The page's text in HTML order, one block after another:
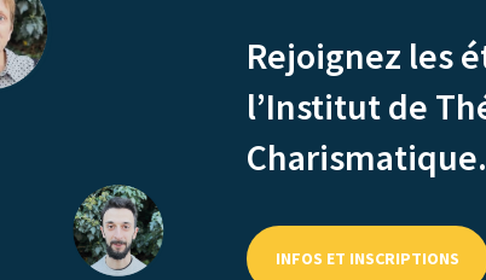
Rejoignez les
l’Institut de
Charismatique.
INFOS ET INSCRIPTIONS